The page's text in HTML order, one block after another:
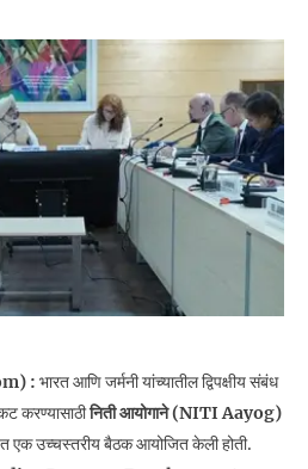
: भारत आणि जर्मनी यांच्यातील द्विपक्षीय संबंध
करण्यासाठीनिती आयोगाने (NITI Aayog)
एक उच्चस्तरीय बैठक आयोजित केली होती.